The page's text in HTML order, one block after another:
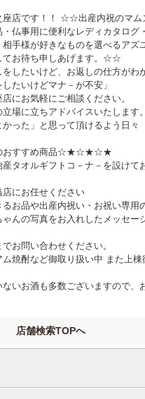
座店です！！ ☆☆出産内祝のマム
仏事用に便利なレディカタログ
手様が好きなものを選べるアズ
てお待ち申しあげます。☆☆
をしたいけど、お返しの仕方がわ
たいけどマナ－が不安」
にお気軽にご相談ください。
場に立ちアドバイスいたします。
かった」と思って頂けるよう日々
すすめ商品☆★☆★☆★
タオルギフトコ－ナ－を設けて
にお任せください
るお品や出産内祝い・お祝い専用
んの写真をお入れしたメッセー
お問い合わせください。
焼酎など御取り扱い中 また上
いお酒も多数ございますので、
店舗検索TOPへ